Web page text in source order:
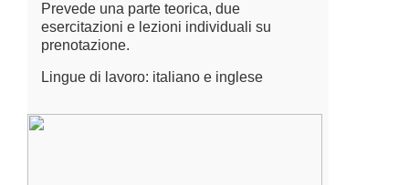
Prevede una parte teorica, due
esercitazioni e lezioni individuali su
prenotazione.
Lingue di lavoro: italiano e inglese